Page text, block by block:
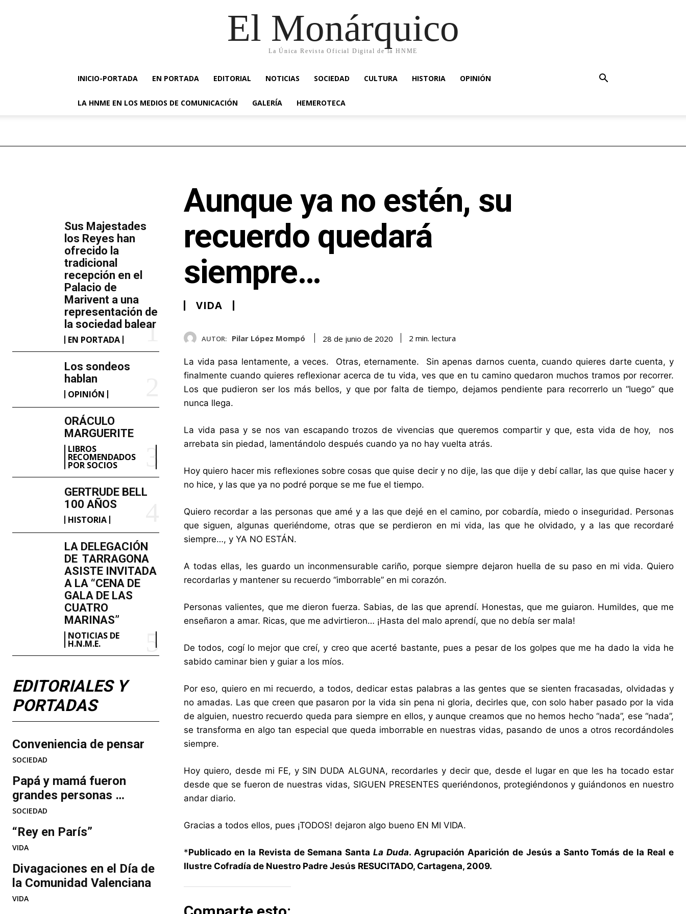
El Monárquico
La Única Revista Oficial Digital de la HNME
INICIO-PORTADA EN PORTADA EDITORIAL NOTICIAS SOCIEDAD CULTURA HISTORIA OPINIÓN
LA HNME EN LOS MEDIOS DE COMUNICACIÓN GALERÍA HEMEROTECA
​Sus Majestades
los Reyes han
ofrecido la
tradicional
recepción en el
Palacio de
Marivent​ a una
representación de
la sociedad balear
EN PORTADA
Los sondeos
hablan
OPINIÓN
ORÁCULO
MARGUERITE
LIBROS
RECOMENDADOS
POR SOCIOS
GERTRUDE BELL
100 AÑOS
HISTORIA
LA DELEGACIÓN
DE TARRAGONA
ASISTE INVITADA
A LA “CENA DE
GALA DE LAS
CUATRO
MARINAS”
NOTICIAS DE
H.N.M.E.
EDITORIALES Y
PORTADAS
Conveniencia de pensar
SOCIEDAD
Papá y mamá fueron
grandes personas …
SOCIEDAD
“Rey en París”
VIDA
Divagaciones en el Día de
la Comunidad Valenciana
VIDA
Aunque ya no estén, su
recuerdo quedará
siempre…
VIDA
AUTOR: Pilar López Mompó 28 de junio de 2020 2 min. lectura
La vida pasa lentamente, a veces. Otras, eternamente. Sin apenas darnos cuenta, cuando quieres darte cuenta, y
finalmente cuando quieres reflexionar acerca de tu vida, ves que en tu camino quedaron muchos tramos por recorrer.
Los que pudieron ser los más bellos, y que por falta de tiempo, dejamos pendiente para recorrerlo un “luego” que
nunca llega.
La vida pasa y se nos van escapando trozos de vivencias que queremos compartir y que, esta vida de hoy, nos
arrebata sin piedad, lamentándolo después cuando ya no hay vuelta atrás.
Hoy quiero hacer mis reflexiones sobre cosas que quise decir y no dije, las que dije y debí callar, las que quise hacer y
no hice, y las que ya no podré porque se me fue el tiempo.
Quiero recordar a las personas que amé y a las que dejé en el camino, por cobardía, miedo o inseguridad. Personas
que siguen, algunas queriéndome, otras que se perdieron en mi vida, las que he olvidado, y a las que recordaré
siempre…, y YA NO ESTÁN.
A todas ellas, les guardo un inconmensurable cariño, porque siempre dejaron huella de su paso en mi vida. Quiero
recordarlas y mantener su recuerdo “imborrable” en mi corazón.
Personas valientes, que me dieron fuerza. Sabias, de las que aprendí. Honestas, que me guiaron. Humildes, que me
enseñaron a amar. Ricas, que me advirtieron… ¡Hasta del malo aprendí, que no debía ser mala!
De todos, cogí lo mejor que creí, y creo que acerté bastante, pues a pesar de los golpes que me ha dado la vida he
sabido caminar bien y guiar a los míos.
Por eso, quiero en mi recuerdo, a todos, dedicar estas palabras a las gentes que se sienten fracasadas, olvidadas y
no amadas. Las que creen que pasaron por la vida sin pena ni gloria, decirles que, con solo haber pasado por la vida
de alguien, nuestro recuerdo queda para siempre en ellos, y aunque creamos que no hemos hecho “nada”, ese “nada”,
se transforma en algo tan especial que queda imborrable en nuestras vidas, pasando de unos a otros recordándoles
siempre.
Hoy quiero, desde mi FE, y SIN DUDA ALGUNA, recordarles y decir que, desde el lugar en que les ha tocado estar
desde que se fueron de nuestras vidas, SIGUEN PRESENTES queriéndonos, protegiéndonos y guiándonos en nuestro
andar diario.
Gracias a todos ellos, pues ¡TODOS! dejaron algo bueno EN MI VIDA.
*Publicado en la Revista de Semana SantaLa Duda. Agrupación Aparición de Jesús a Santo Tomás de la Real e
Ilustre Cofradía de Nuestro Padre Jesús RESUCITADO, Cartagena, 2009.